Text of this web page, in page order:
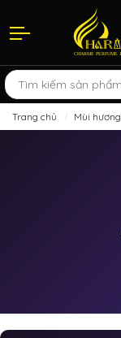
Trang chủ Mùi hương